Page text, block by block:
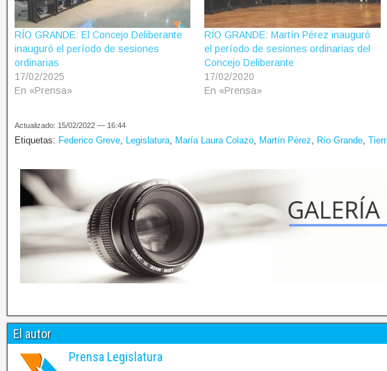
RÍO GRANDE: El Concejo Deliberante
inauguró el período de sesiones
ordinarias
17/02/2025
En «Prensa»
RÍO GRANDE: Martín Pérez inauguró
el período de sesiones ordinarias del
Concejo Deliberante
17/02/2020
En «Prensa»
Actualizado: 15/02/2022 — 16:44
Etiquetas: Federico Greve, Legislatura, María Laura Colazo, Martín Pérez, Río Grande,
El autor
Prensa Legislatura